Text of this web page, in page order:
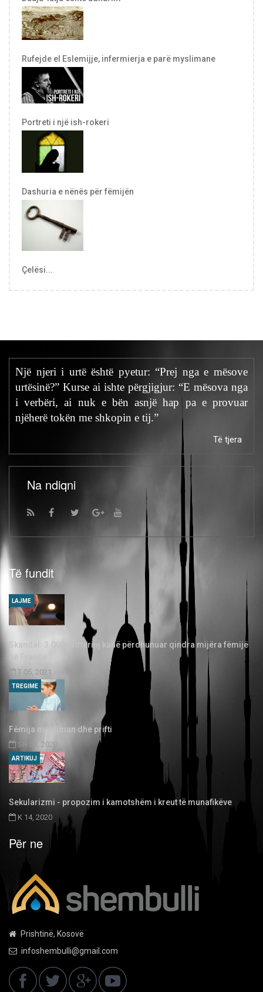
Rufejde el Eslemijje, infermierja e parë myslimane
Portreti i një ish-rokeri
Dashuria e nënës për fëmijën
Çelësi...
Një njeri i urtë është pyetur: “Prej nga e mësove
urtësinë?” Kurse ai ishte përgjigjur: “E mësova nga
i verbëri, ai nuk e bën asnjë hap pa e provuar
njëherë tokën me shkopin e tij.”
Të tjera
Na ndiqni
Të fundit
Skandal: 3.000 priftërinj kanë përdhunuar qindra mijëra fëmijë
T 05, 2021
LAJME
Fëmija musliman dhe prifti
SH 03, 2020
TREGIME
Sekularizmi - propozim i kamotshëm i kreut të munafikëve
K 14, 2020
ARTIKUJ
Për ne
Prishtinë, Kosovë
infoshembulli@gmail.com